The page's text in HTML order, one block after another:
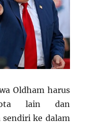
Oldham harus
lain dan
sendiri ke dalam